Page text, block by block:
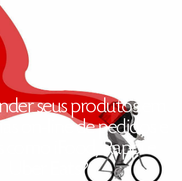
seus produtos em
on-line de pedidos e
como iFood, Rappi e
Uber Eats?